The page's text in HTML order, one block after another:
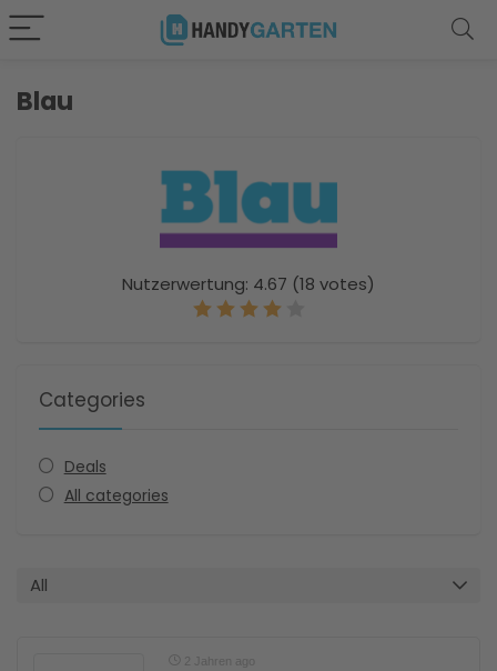
Blau
Nutzerwertung: 4.67 (18 votes)
Categories
Deals
All categories
All
2 Jahren ago